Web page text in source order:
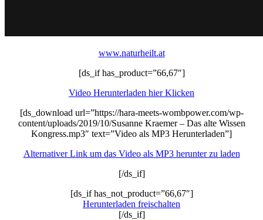
www.naturheilt.at
[ds_if has_product=”66,67″]
Video Herunterladen hier Klicken
[ds_download url=”https://hara-meets-wombpower.com/wp-
content/uploads/2019/10/Susanne Kraemer – Das alte Wissen
Kongress.mp3″ text=”Video als MP3 Herunterladen”]
Alternativer Link um das Video als MP3 herunter zu laden
[/ds_if]
[ds_if has_not_product=”66,67″]
Herunterladen freischalten
[/ds_if]